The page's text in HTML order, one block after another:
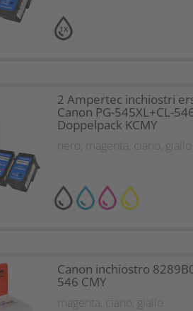
1X
2 Ampertec inchiostri
Canon PG-545XL+CL-
Doppelpack KCMY
nero , magenta, ciano , giallo
Canon inchiostro
546 CMY
magenta, ciano , giallo